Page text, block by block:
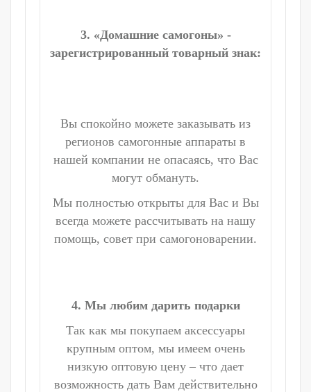
3. «Домашние самогоны» -
зарегистрированный товарный знак:
Вы спокойно можете заказывать из
регионов самогонные аппараты в
нашей компании не опасаясь, что Вас
могут обмануть.
Мы полностью открыты для Вас и Вы
всегда можете рассчитывать на нашу
помощь, совет при самогоноварении.
4. Мы любим дарить подарки
Так как мы покупаем аксессуары
крупным оптом, мы имеем очень
низкую оптовую цену – что дает
возможность дать Вам действительно